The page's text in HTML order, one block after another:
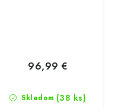
Skladom (38 ks)
96,99 €